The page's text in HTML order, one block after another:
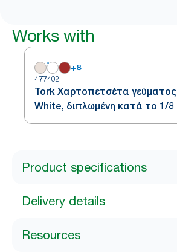
Works with
+8
477402
Tork Χαρτοπετσέτα γεύματος
White, διπλωμένη κατά το 1/8
Product specifications
Delivery details
Resources